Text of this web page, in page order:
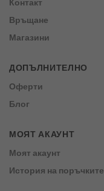
Контакт
Връщане
Магазини
ДОПЪЛНИТЕЛНО
Оферти
Блог
МОЯТ АКАУНТ
Моят акаунт
История на поръчките